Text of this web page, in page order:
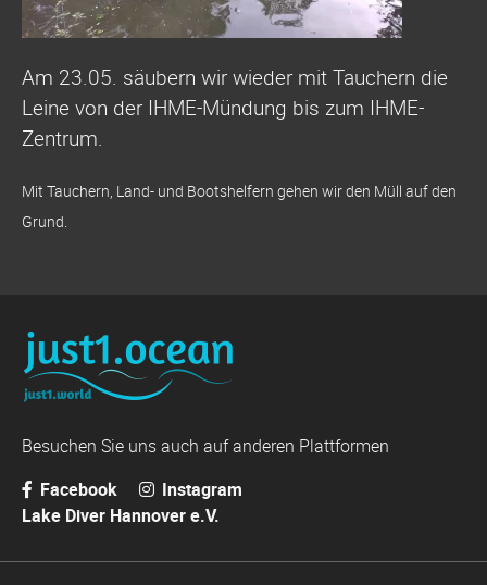
Am 23.05. säubern wir wieder mit Tauchern die
Leine von der IHME-Mündung bis zum IHME-
Zentrum.
Mit Tauchern, Land- und Bootshelfern gehen wir den Müll auf den
Grund.
Besuchen Sie uns auch auf anderen Plattformen
Facebook
Instagram
Lake Diver Hannover e.V.